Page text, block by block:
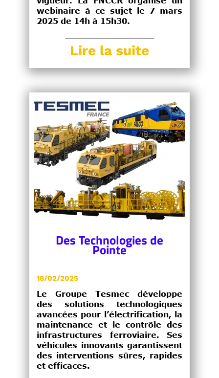
webinaire à ce sujet le 7 mars
2025 de 14h à 15h30.
Lire la suite
Des Technologies de
Pointe
18/02/2025
Le Groupe Tesmec développe
des solutions technologiques
avancées pour l’électrification, la
maintenance et le contrôle des
infrastructures ferroviaire. Ses
véhicules innovants garantissent
des interventions sûres, rapides
et efficaces.